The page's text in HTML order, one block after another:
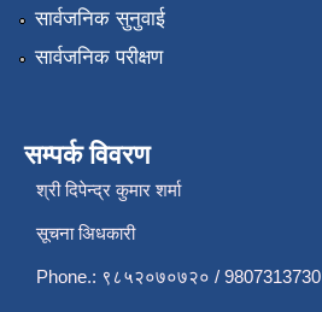
सार्वजनिक सुनुवाई
सार्वजनिक परीक्षण
सम्पर्क विवरण
श्री दिपेन्द्र कुमार शर्मा
सूचना अिधकारी
Phone.: ९८५२०७०७२० / 9807313730